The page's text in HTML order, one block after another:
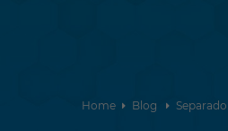
Home Blog